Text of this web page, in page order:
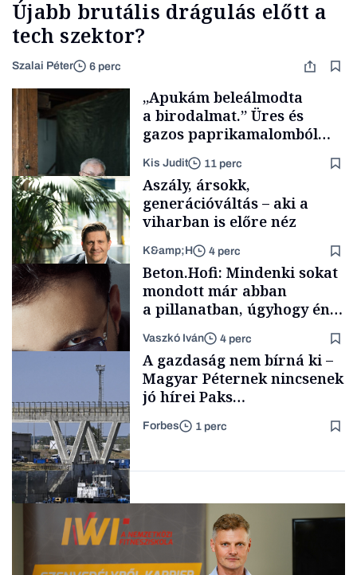
Újabb brutális drágulás előtt a
tech szektor?
Szalai Péter 6 perc
Családi
vállalkozások
„Apukám beleálmodta
a birodalmat.” Üres és
gazos paprikamalomból
lett az igazi családi
fűszersztori
Kis Judit 11 perc
TÁMOGATÓI
Aszály, ársokk,
generációváltás – aki a
viharban is előre néz
K&amp;H 4 perc
Forbes-sztori
Beton.Hofi: Mindenki sokat
mondott már abban
a pillanatban, úgyhogy én
a legsarkosabb
gondolataimat akartam
kimondani
Vaszkó Iván 4 perc
A gazdaság nem bírná ki –
Magyar Péternek nincsenek
jó hírei Paks
újraindításáról
Forbes 1 perc